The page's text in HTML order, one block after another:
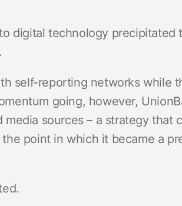
digital technology
self-reporting networks while
going, however,
sources – a strategy that
point in which it became a